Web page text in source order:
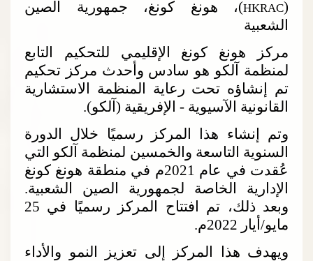
HKRAC)، هونغ كونغ، جمهورية الصين
الشعبية
مركز هونغ كونغ الإقليمي للتحكيم التابع
لمنظمة آلكو هو سادس وأحدث مركز تحكيم
تم إنشاؤه تحت رعاية المنظمة الاستشارية
القانونية الآسيوية - الإفريقية (آلكو).
وتم إنشاء هذا المركز رسميًا خلال الدورة
السنوية التاسعة والخمسين لمنظمة آلكو التي
عُقدت في عام 2021م في منطقة هونغ كونغ
الإدارية الخاصة لجمهورية الصين الشعبية.
وبعد ذلك، تم افتتاح المركز رسميًا في 25
مايو/أيار 2022م.
ويهدف هذا المركز إلى تعزيز النمو والأداء